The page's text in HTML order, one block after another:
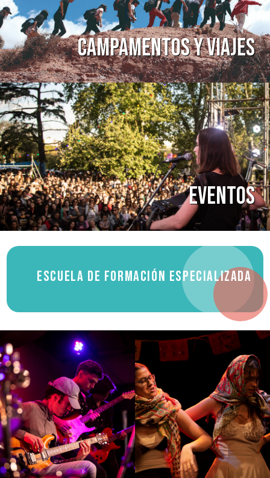
Campamentos y Viajes
Eventos
Escuela de formación especializada